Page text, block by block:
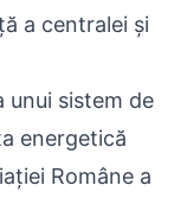
a centralei și
unui sistem de
energetică
Române a